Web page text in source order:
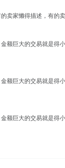
卖家懒得描述，有的
额巨大的交易就是得
额巨大的交易就是得
额巨大的交易就是得